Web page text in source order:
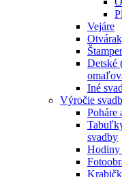
Vejáre
Detské
Iné
Výročie
Poháre
svadby
Hodiny